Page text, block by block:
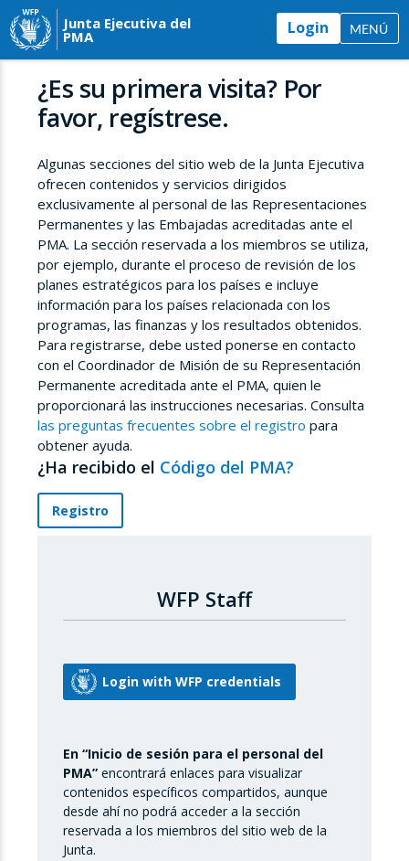
Junta Ejecutiva del
PMA Login MENÚ
¿Es su primera visita? Por
favor, regístrese.
Algunas secciones del sitio web de la Junta Ejecutiva
ofrecen contenidos y servicios dirigidos
exclusivamente al personal de las Representaciones
Permanentes y las Embajadas acreditadas ante el
PMA. La sección reservada a los miembros se utiliza,
por ejemplo, durante el proceso de revisión de los
planes estratégicos para los países e incluye
información para los países relacionada con los
programas, las finanzas y los resultados obtenidos.
Para registrarse, debe usted ponerse en contacto
con el Coordinador de Misión de su Representación
Permanente acreditada ante el PMA, quien le
proporcionará las instrucciones necesarias. Consulta
las preguntas frecuentes sobre el registro para
obtener ayuda.
¿Ha recibido el Código del PMA?
Registro
WFP Staff
En “Inicio de sesión para el personal del
PMA” encontrará enlaces para visualizar
contenidos específicos compartidos, aunque
desde ahí no podrá acceder a la sección
reservada a los miembros del sitio web de la
Junta.